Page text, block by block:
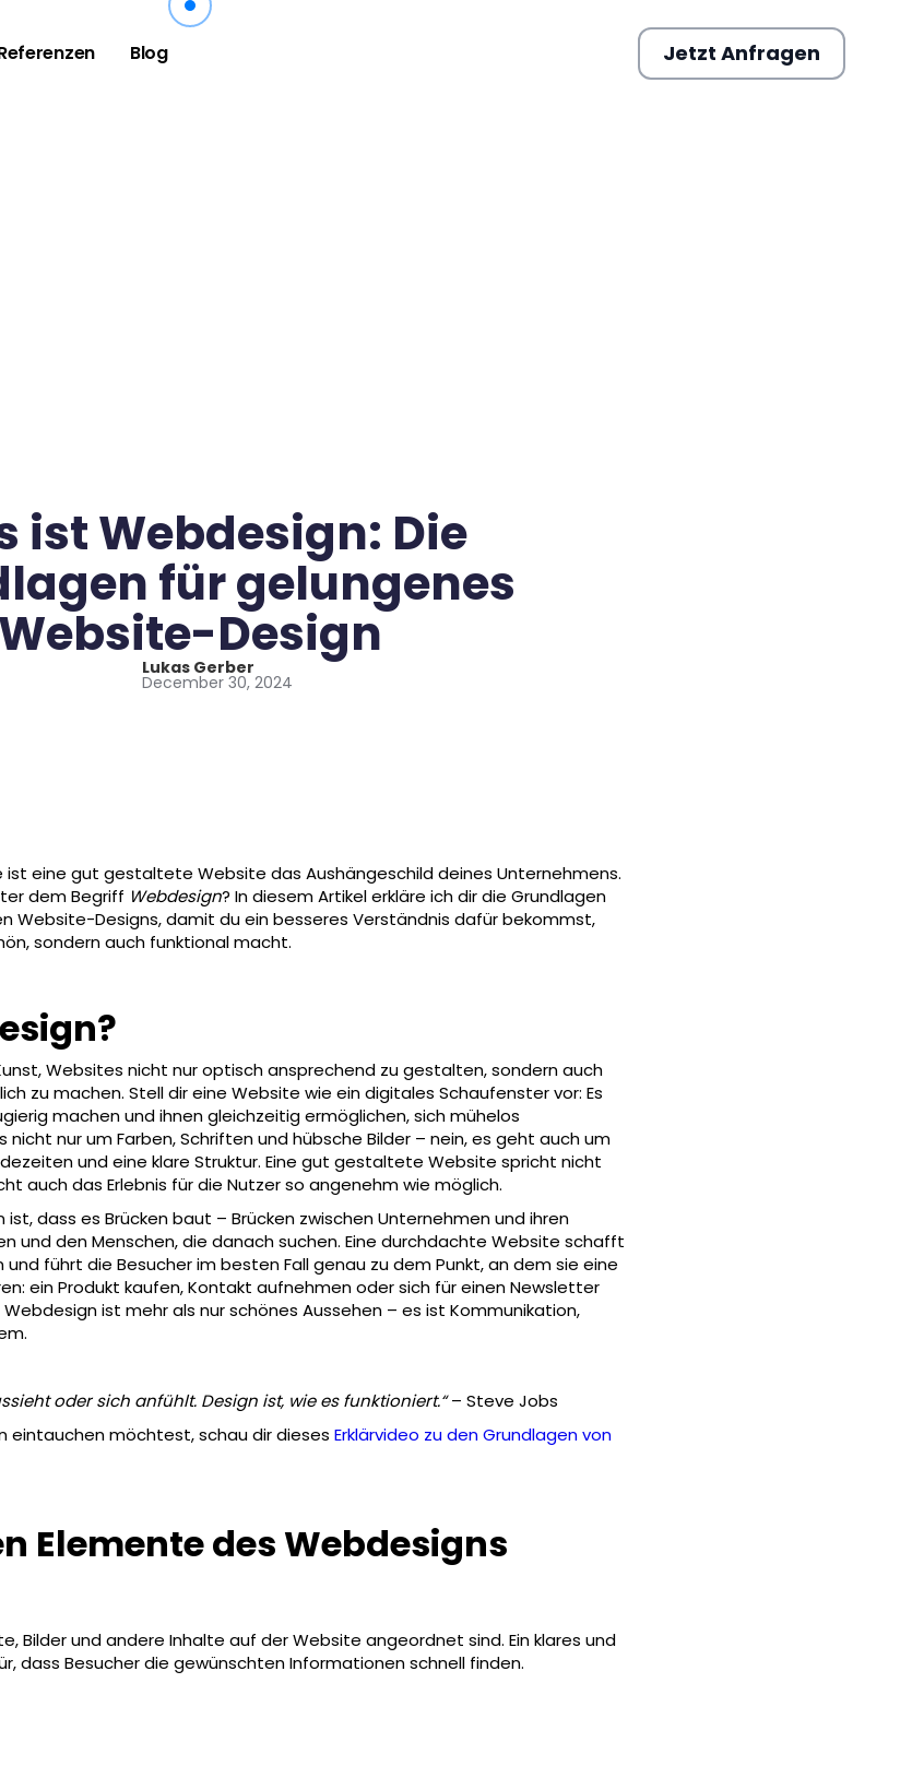
Blog Jetzt Anfragen
ist Webdesign: Die
für gelungenes
Website-Design
Lukas Gerber
December 30, 2024
eine gut gestaltete Website das Aushängeschild deines Unternehmens.
dem Begriff Webdesign? In diesem Artikel erkläre ich dir die Grundlagen
Website-Designs, damit du ein besseres Verständnis dafür bekommst,
sondern auch funktional macht.
Websites nicht nur optisch ansprechend zu gestalten, sondern auch
zu machen. Stell dir eine Website wie ein digitales Schaufenster vor: Es
machen und ihnen gleichzeitig ermöglichen, sich mühelos
nur um Farben, Schriften und hübsche Bilder – nein, es geht auch um
und eine klare Struktur. Eine gut gestaltete Website spricht nicht
auch das Erlebnis für die Nutzer so angenehm wie möglich.
dass es Brücken baut – Brücken zwischen Unternehmen und ihren
und den Menschen, die danach suchen. Eine durchdachte Website schafft
führt die Besucher im besten Fall genau zu dem Punkt, an dem sie eine
ein Produkt kaufen, Kontakt aufnehmen oder sich für einen Newsletter
ist mehr als nur schönes Aussehen – es ist Kommunikation,
oder sich anfühlt. Design ist, wie es funktioniert.“– Steve Jobs
eintauchen möchtest, schau dir dieses Erklärvideo zu den Grundlagen von
Elemente des Webdesigns
Bilder und andere Inhalte auf der Website angeordnet sind. Ein klares und
dass Besucher die gewünschten Informationen schnell finden.